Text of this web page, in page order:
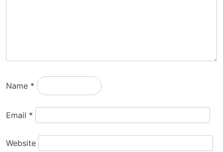
Name *
Email *
Website